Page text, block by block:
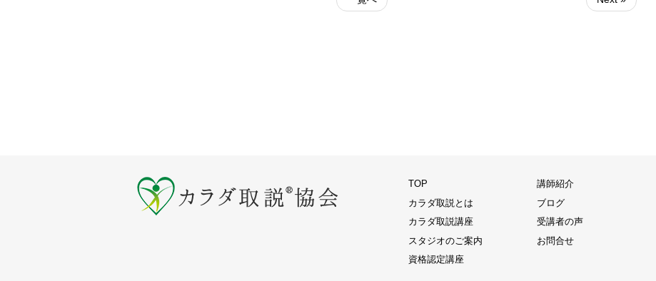
TOP
カラダ取説とは
カラダ取説講座
スタジオのご案内
資格認定講座
講師紹介
ブログ
受講者の声
お問合せ